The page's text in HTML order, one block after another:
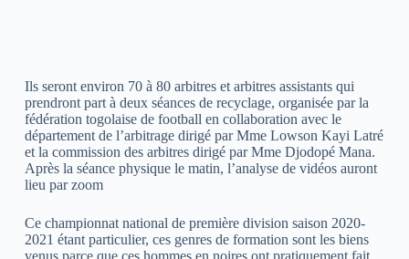
Ils seront environ 70 à 80 arbitres et arbitres assistants qui
prendront part à deux séances de recyclage, organisée par la
fédération togolaise de football en collaboration avec le
département de l’arbitrage dirigé par Mme Lowson Kayi Latré
et la commission des arbitres dirigé par Mme Djodopé Mana.
Après la séance physique le matin, l’analyse de vidéos auront
lieu par zoom
Ce championnat national de première division saison 2020-
2021 étant particulier, ces genres de formation sont les biens
venus parce que ces hommes en noires ont pratiquement fait